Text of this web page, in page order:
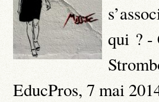
qui ? -
EducPros, 7 mai